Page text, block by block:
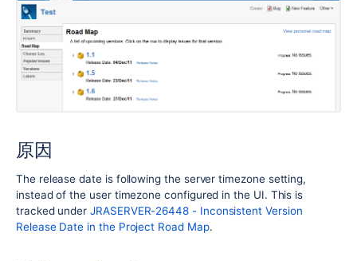
原因
The release date is following the server timezone setting,
instead of the user timezone configured in the UI. This is
tracked underJRASERVER-26448 - Inconsistent Version
Release Date in the Project Road Map.